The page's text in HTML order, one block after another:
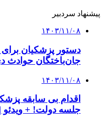
پیشنهاد سردبیر
۱۴۰۳/۱۱/۰۸
دستور پزشکیان
جان‌باختگان حوادث
۱۴۰۳/۱۱/۰۸
اقدام بی سابقه
جلسه دولت! + ویدئو